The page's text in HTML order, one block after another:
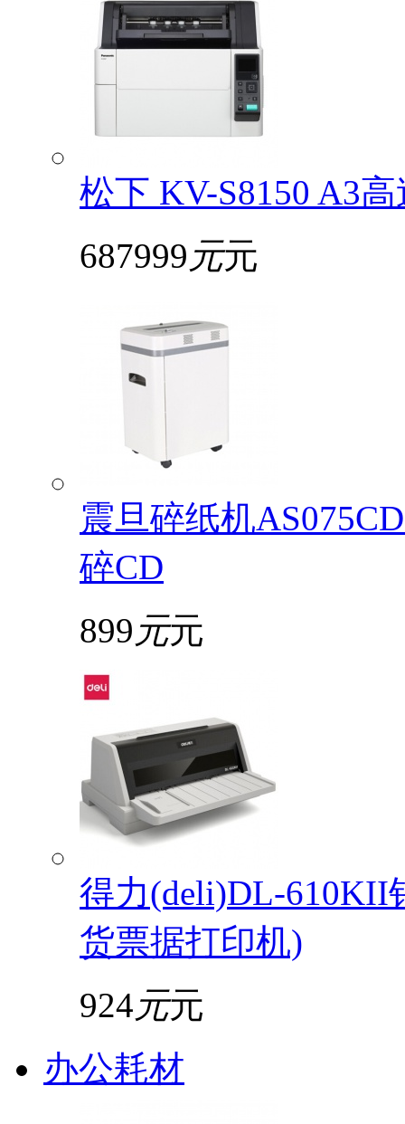
松下 KV-S8150 A3
687999 元元
震旦碎纸机
碎CD
899 元元
得力(deli)DL-610KII
货票据打印机)
924元元
办公耗材